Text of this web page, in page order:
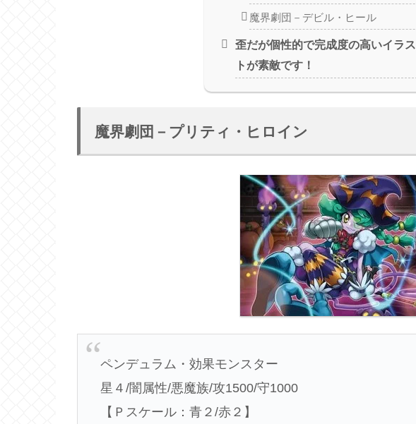
魔界劇団－デビル・ヒール
歪だが個性的で完成度の高いイラス
トが素敵です！
魔界劇団－プリティ・ヒロイン
ペンデュラム・効果モンスター
星４/闇属性/悪魔族/攻1500/守1000
【Ｐスケール：青２/赤２】